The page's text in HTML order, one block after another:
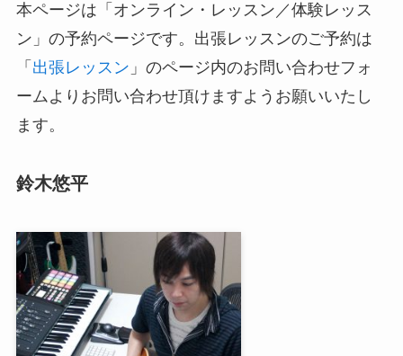
本ページは「オンライン・レッスン／体験レッス
ン」の予約ページです。出張レッスンのご予約は
「 出張レッスン 」のページ内のお問い合わせフォ
ームよりお問い合わせ頂けますようお願いいたし
ます。
鈴木悠平